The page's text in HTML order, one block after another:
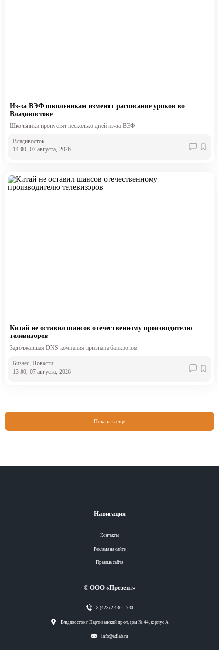
Из-за ВЭФ школьникам изменят расписание уроков во
Владивостоке
Школьники пропустят несколько дней из-за ВЭФ
Владивосток
14:00, 07 августа, 2026
Китай не оставил шансов отечественному производителю
телевизоров
Задолжавшая DNS компания признана банкротом
Бизнес , Новости
13:00, 07 августа, 2026
Показать еще
Навигация
Контакты
Реклама на сайте
Правила сайта
© ООО «Презент»
8 (423) 2 430 – 730
Владивосток г, Партизанский пр-кт, дом № 44, корпус А
info@adlab.ru